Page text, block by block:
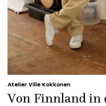
Atelier Ville Kokkonen
Von Finnland in